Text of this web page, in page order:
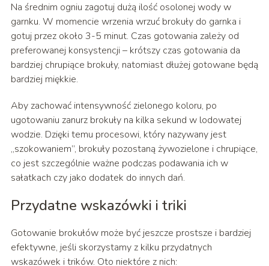
Na średnim ogniu zagotuj dużą ilość osolonej wody w
garnku. W momencie wrzenia wrzuć brokuły do garnka i
gotuj przez około 3-5 minut. Czas gotowania zależy od
preferowanej konsystencji – krótszy czas gotowania da
bardziej chrupiące brokuły, natomiast dłużej gotowane będą
bardziej miękkie.
Aby zachować intensywność zielonego koloru, po
ugotowaniu zanurz brokuły na kilka sekund w lodowatej
wodzie. Dzięki temu procesowi, który nazywany jest
„szokowaniem”, brokuły pozostaną żywozielone i chrupiące,
co jest szczególnie ważne podczas podawania ich w
sałatkach czy jako dodatek do innych dań.
Przydatne wskazówki i triki
Gotowanie brokułów może być jeszcze prostsze i bardziej
efektywne, jeśli skorzystamy z kilku przydatnych
wskazówek i trików. Oto niektóre z nich: